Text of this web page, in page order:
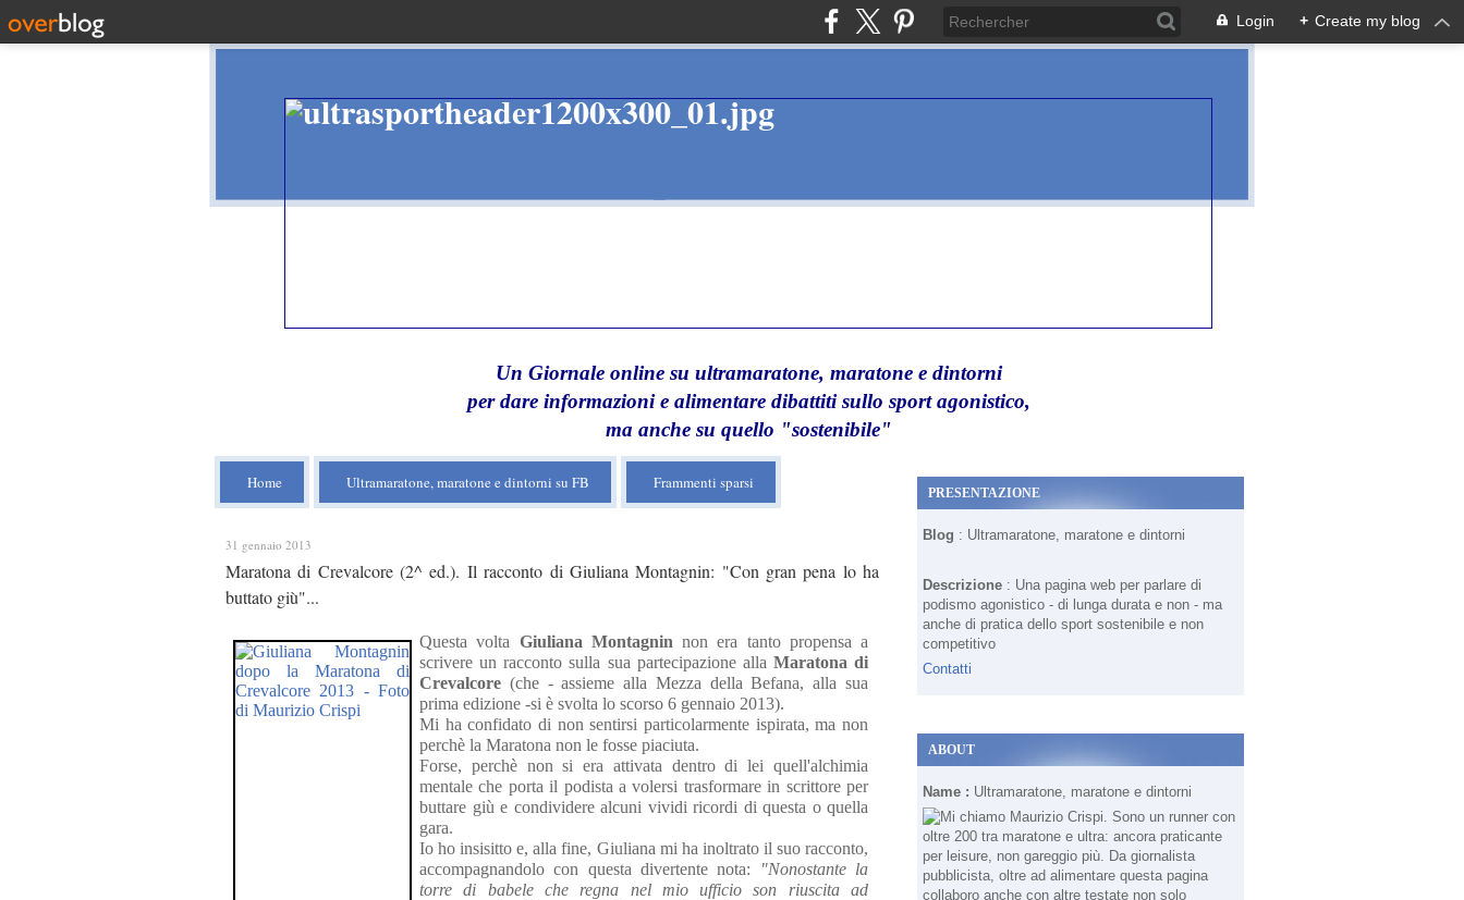
Login + Create my blog
Un Giornale online su ultramaratone, maratone e dintorni
per dare informazioni e alimentare dibattiti sullo sport agonistico,
ma anche su quello "sostenibile"
Home Ultramaratone, maratone e dintorni su FB Frammenti sparsi
31 gennaio 2013
Maratona di Crevalcore (2^ ed.). Il racconto di Giuliana Montagnin: "Con gran pena lo ha
buttato giù"...
Questa volta Giuliana Montagnin non era tanto propensa a
scrivere un racconto sulla sua partecipazione alla Maratona di
Crevalcore (che - assieme alla Mezza della Befana, alla sua
prima edizione -si è svolta lo scorso 6 gennaio 2013).
Mi ha confidato di non sentirsi particolarmente ispirata, ma non
perchè la Maratona non le fosse piaciuta.
Forse, perchè non si era attivata dentro di lei quell'alchimia
mentale che porta il podista a volersi trasformare in scrittore per
buttare giù e condividere alcuni vividi ricordi di questa o quella
gara.
Io ho insisitto e, alla fine, Giuliana mi ha inoltrato il suo racconto,
accompagnandolo con questa divertente nota:
"Nonostante la
torre di babele che regna nel mio ufficio son riuscita ad
PRESENTAZIONE
Blog : Ultramaratone, maratone e dintorni
Descrizione : Una pagina web per parlare di
podismo agonistico - di lunga durata e non - ma
anche di pratica dello sport sostenibile e non
competitivo
Contatti
ABOUT
Name : Ultramaratone, maratone e dintorni